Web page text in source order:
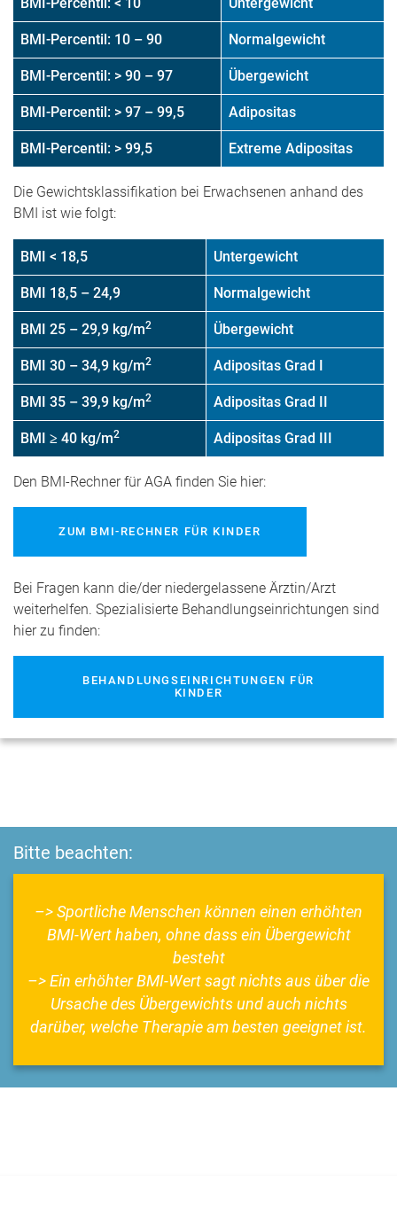
BMI-Percentil: 10 – 90 Normalgewicht
BMI-Percentil: > 90 – 97 Übergewicht
BMI-Percentil: > 97 – 99,5 Adipositas
BMI-Percentil: > 99,5 Extreme Adipositas
Die Gewichtsklassifikation bei Erwachsenen anhand des
BMI ist wie folgt:
BMI < 18,5 Untergewicht
BMI 18,5 – 24,9 Normalgewicht
BMI 25 – 29,9 kg/m2 Übergewicht
BMI 30 – 34,9 kg/m2 Adipositas Grad I
BMI 35 – 39,9 kg/m2 Adipositas Grad II
BMI ≥ 40 kg/m2 Adipositas Grad III
Den BMI-Rechner für AGA finden Sie hier:
ZUM BMI-RECHNER FÜR KINDER
Bei Fragen kann die/der niedergelassene Ärztin/Arzt
weiterhelfen. Spezialisierte Behandlungseinrichtungen sind
hier zu finden:
BEHANDLUNGSEINRICHTUNGEN FÜR
KINDER
Bitte beachten:
–> Sportliche Menschen können einen erhöhten
BMI-Wert haben, ohne dass ein Übergewicht
besteht
–> Ein erhöhter BMI-Wert sagt nichts aus über die
Ursache des Übergewichts und auch nichts
darüber, welche Therapie am besten geeignet ist.